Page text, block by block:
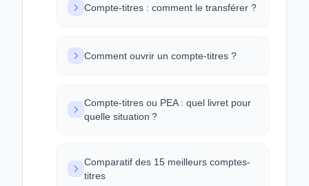
Compte-titres : comment le transférer ?
Comment ouvrir un compte-titres ?
Compte-titres ou PEA : quel livret pour
quelle situation ?
Comparatif des 15 meilleurs comptes-
titres